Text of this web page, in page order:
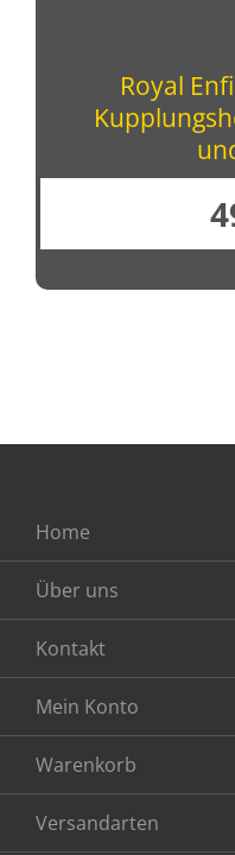
Royal
Home
Über uns
Kontakt
Mein Konto
Warenkorb
Versandarten